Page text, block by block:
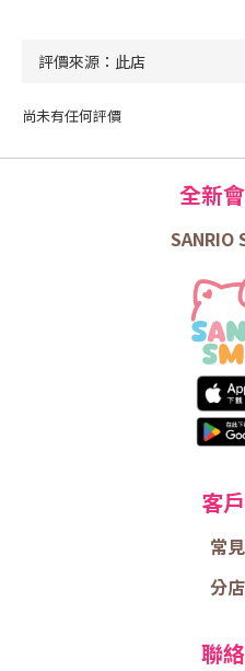
尚未有任何評價
全新
SANRIO
客
常
分
聯